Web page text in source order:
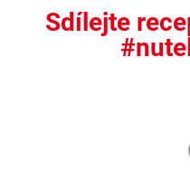
Sdílejte